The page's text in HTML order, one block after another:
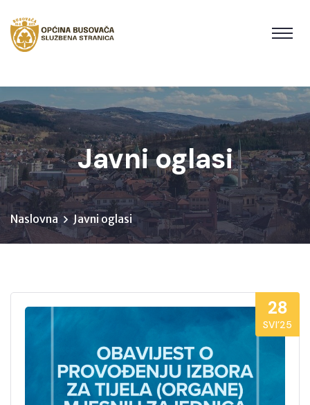
Javni oglasi
Naslovna Javni oglasi
28
SVI’25